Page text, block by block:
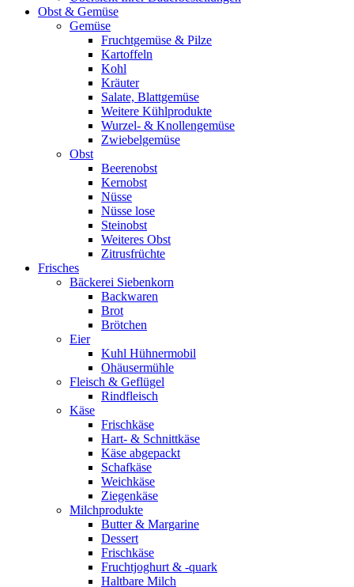
Obst & Gemüse
Gemüse
Fruchtgemüse & Pilze
Kartoffeln
Kohl
Kräuter
Salate, Blattgemüse
Weitere Kühlprodukte
Wurzel- & Knollengemüse
Zwiebelgemüse
Obst
Beerenobst
Kernobst
Nüsse
Nüsse lose
Steinobst
Weiteres Obst
Zitrusfrüchte
Frisches
Bäckerei Siebenkorn
Backwaren
Brot
Brötchen
Eier
Kuhl Hühnermobil
Ohäusermühle
Fleisch & Geflügel
Rindfleisch
Käse
Frischkäse
Hart- & Schnittkäse
Käse abgepackt
Schafkäse
Weichkäse
Ziegenkäse
Milchprodukte
Butter & Margarine
Dessert
Frischkäse
Fruchtjoghurt & -quark
Haltbare Milch